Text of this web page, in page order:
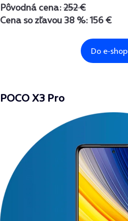
Pôvodná cena:252 €
Cena so zľavou 38 %: 156 €
POCO X3 Pro